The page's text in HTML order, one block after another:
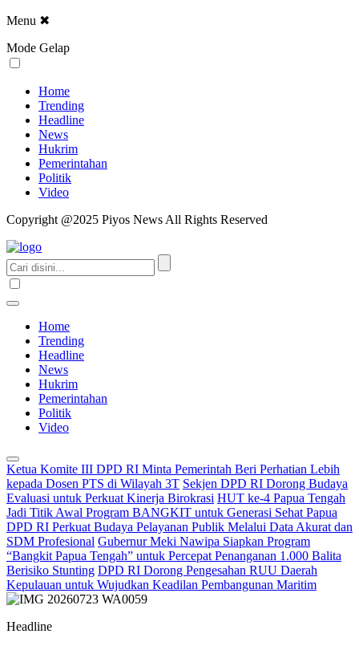
Menu ✖
Mode Gelap
Home
Trending
Headline
News
Hukrim
Pemerintahan
Politik
Video
Copyright @2025 Piyos News All Rights Reserved
Home
Trending
Headline
News
Hukrim
Pemerintahan
Politik
Video
Ketua Komite III DPD RI Minta Pemerintah Beri Perhatian Lebih
kepada Dosen PTS di Wilayah 3T Sekjen DPD RI Dorong Budaya
Evaluasi untuk Perkuat Kinerja Birokrasi HUT ke-4 Papua Tengah
Jadi Titik Awal Program BANGKIT untuk Generasi Sehat Papua
DPD RI Perkuat Budaya Pelayanan Publik Melalui Data Akurat dan
SDM Profesional Gubernur Meki Nawipa Siapkan Program
“Bangkit Papua Tengah” untuk Percepat Penanganan 1.000 Balita
Berisiko Stunting DPD RI Dorong Pengesahan RUU Daerah
Kepulauan untuk Wujudkan Keadilan Pembangunan Maritim
Headline